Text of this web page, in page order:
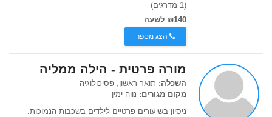
(1 מדרגים)
₪140 לשעה
הצג מספר
מורה פרטית - הילה ממליה
השכלה: תואר ראשון, פסיכולוגיה
מקום מגורים: נווה ימין
ניסיון בשיעורים פרטיים לילדים בשכבות הנמוכות.